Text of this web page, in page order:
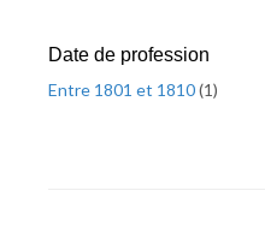
Date de profession
Entre 1801 et 1810(1)